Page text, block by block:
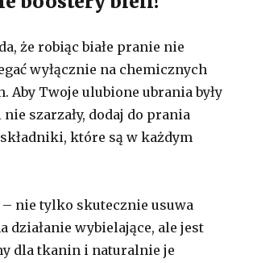
że robiąc białe pranie nie
wyłącznie na chemicznych
Aby Twoje ulubione ubrania były
nie szarzały, dodaj do prania
które są w każdym
– nie tylko skutecznie usuwa
działanie wybielające, ale jest
dla tkanin i naturalnie je